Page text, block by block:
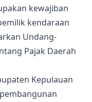
kewajiban
kendaraan
Undang-
Pajak Daerah
Kepulauan